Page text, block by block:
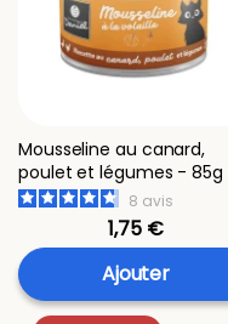
Mousseline au canard,
poulet et légumes - 85g
8 avis
1,75 €
Ajouter